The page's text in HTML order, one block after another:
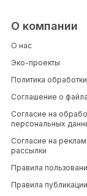
О компании
О нас
Эко-проекты
Политика
Соглашение о
Согласие на
персональных
Согласие на
рассылки
Правила
Правила